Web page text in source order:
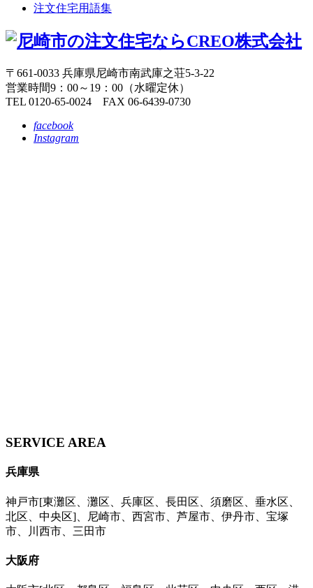
注文住宅用語集
〒661-0033 兵庫県尼崎市南武庫之荘5-3-22
営業時間9：00～19：00（水曜定休）
TEL 0120-65-0024 FAX 06-6439-0730
facebook
Instagram
SERVICE AREA
兵庫県
神戸市[東灘区、灘区、兵庫区、長田区、須磨区、垂水区、
北区、中央区]、尼崎市、西宮市、芦屋市、伊丹市、宝塚
市、川西市、三田市
大阪府